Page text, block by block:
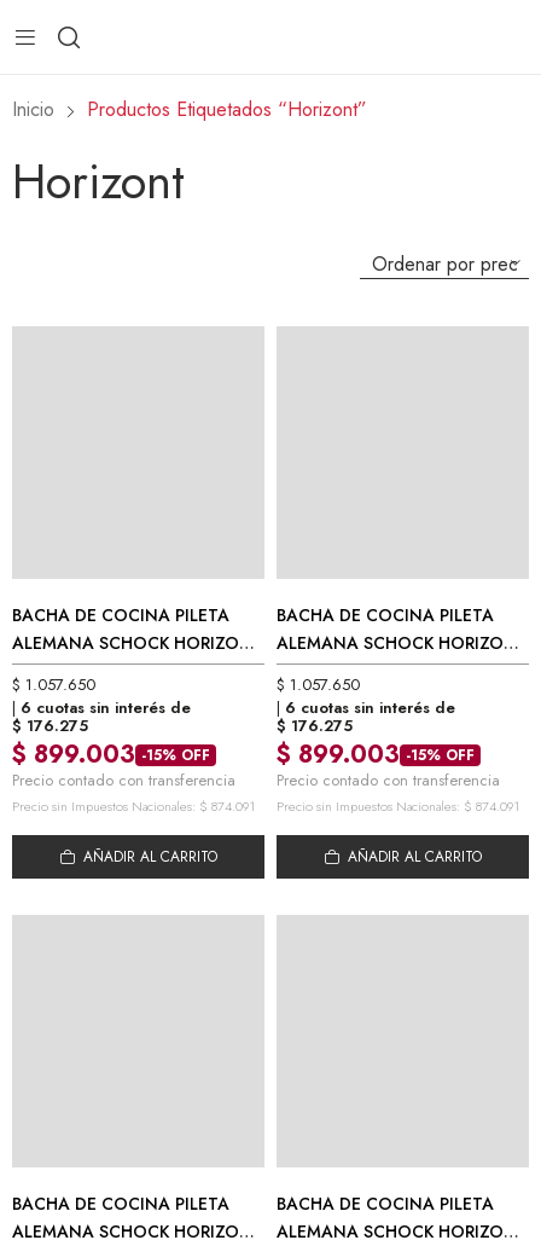
Inicio Productos Etiquetados “Horizont”
Horizont
BACHA DE COCINA PILETA
ALEMANA SCHOCK HORIZONT
N200 BRONCE (86 X 50 CM)
$ 1.057.650
Precio sin Impuestos Nacionales: $ 874.091
6 cuotas sin interés de
$ 176.275
$ 899.003 -15% OFF
Precio contado con transferencia
AÑADIR AL CARRITO
BACHA DE COCINA PILETA
ALEMANA SCHOCK HORIZONT
N200 GRIS (86 X 50 CM)
$ 1.057.650
Precio sin Impuestos Nacionales: $ 874.091
6 cuotas sin interés de
$ 176.275
$ 899.003 -15% OFF
Precio contado con transferencia
AÑADIR AL CARRITO
BACHA DE COCINA PILETA
ALEMANA SCHOCK HORIZONT
BACHA DE COCINA PILETA
ALEMANA SCHOCK HORIZONT